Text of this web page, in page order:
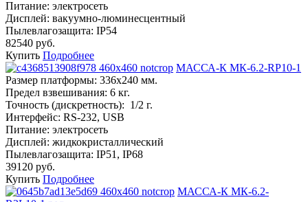
Питание: электросеть
Дисплей: вакуумно-люминесцентный
Пылевлагозащита: IP54
82540 руб.
Купить Подробнее
МАССА-К МК-6.2-RP10-1
Размер платформы: 336х240 мм.
Предел взвешивания: 6 кг.
Точность (дискретность): 1/2 г.
Интерфейс: RS-232, USB
Питание: электросеть
Дисплей: жидкокристаллический
Пылевлагозащита: IP51, IP68
39120 руб.
Купить Подробнее
МАССА-К МК-6.2-